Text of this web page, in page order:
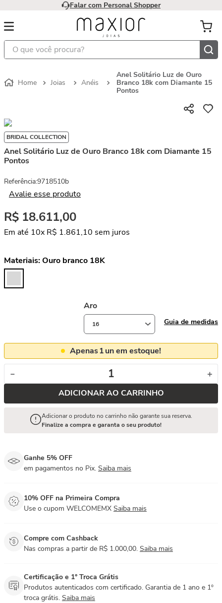
Falar com Personal Shopper
O que você procura?
Joias Anéis
Anel Solitário Luz de Ouro
Branco 18k com Diamante 15
Pontos
BRIDAL COLLECTION
Anel Solitário Luz de Ouro Branco 18k com Diamante 15
Pontos
Referência:9718510b
Avalie esse produto
R$ 18.611,00
Em até 10x R$ 1.861,10 sem juros
Materiais:Ouro branco 18K
Guia de medidas
Aro
16
Apenas1un em estoque!
＋
－
ADICIONAR AO CARRINHO
Adicionar o produto no carrinho não garante sua reserva.
Finalize a compra e garanta o seu produto!
Ganhe 5% OFF
em pagamentos no Pix. Saiba mais
10% OFF na Primeira Compra
Use o cupom WELCOMEMX Saiba mais
Compre com Cashback
Nas compras a partir de R$ 1.000,00. Saiba mais
Certificação e 1° Troca Grátis
Produtos autenticados com certificado. Garantia de 1 ano e 1º
troca grátis. Saiba mais